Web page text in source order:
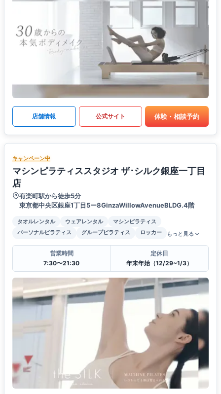
店舗情報 公式サイト 体験・相談予約
キャンペーン中
マシンピラティススタジオ ザ･シルク銀座一丁目
店
有楽町駅から徒歩5分
東京都中央区銀座1丁目5ー8GinzaWillowAvenueBLDG.4階
タオルレンタル ウェアレンタル
マシンピラティス
パーソナルピラティス
グループピラティス ロッカー もっと見る
営業時間
7:30〜21:30
定休日
年末年始（12/29~1/3）